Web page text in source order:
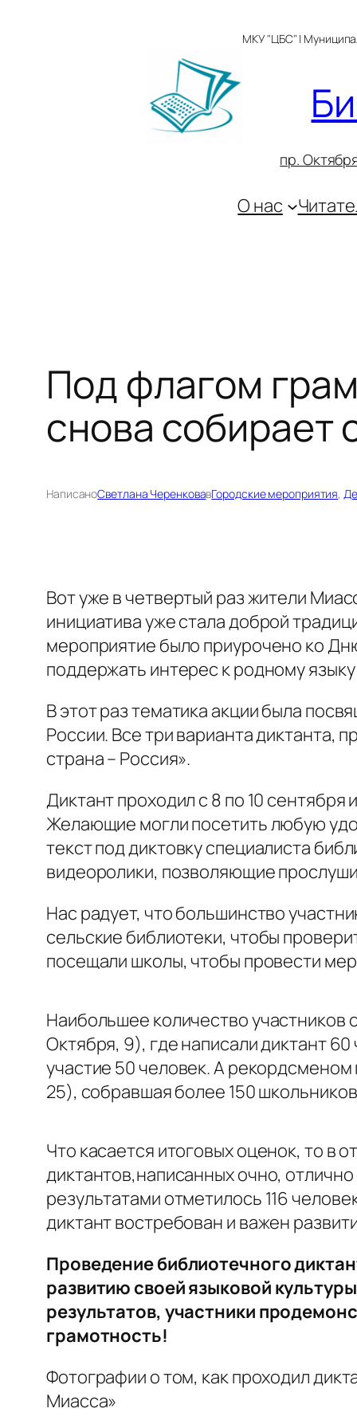
МКУ "ЦБС" |
пр.
О нас
Под флагом
снова собирает
НаписаноСветлана ЧеренковавГородские мероприятия,
Вот уже в четвертый раз жители
инициатива уже стала доброй
мероприятие было приурочено ко
поддержать интерес к родному
В этот раз тематика акции была
России. Все три варианта диктанта,
страна – Россия».
Диктант проходил с 8 по 10
Желающие могли посетить любую
текст под диктовку специалиста
видеоролики, позволяющие
Нас радует, что большинство
сельские библиотеки, чтобы
посещали школы, чтобы провести
Наибольшее количество
Октября, 9), где написали диктант
участие 50 человек. А рекордсменом
25), собравшая более 150
Что касается итоговых оценок, то в
диктантов,написанных очно,
результатами отметилось 116
диктант востребован и важен
Проведение библиотечного
развитию своей языковой
результатов, участники
грамотность!
Фотографии о том, как проходил
Миасса»